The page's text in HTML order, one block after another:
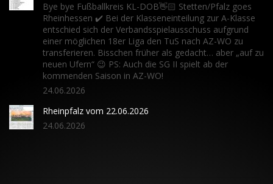
Bye bye Fußballkreis KL-DOB👋🏻 Stetten/Pfalz goes
Rheinhessen ✔️ Bei der Klasseneinteilung zur A-Klasse
entschied sich der Verbandsspielausschuss aufgrund
einer möglichen 18er Liga den TuS nach AZ-WO zu
transferieren. Bisschen früher als gedacht… aber „auf zu
neuen Ufern“ 😉 PS: Auch die SG II spielt ab der
kommenden Saison in AZ-WO!
24.06.2026
Rheinpfalz vom 22.06.2026
24.06.2026